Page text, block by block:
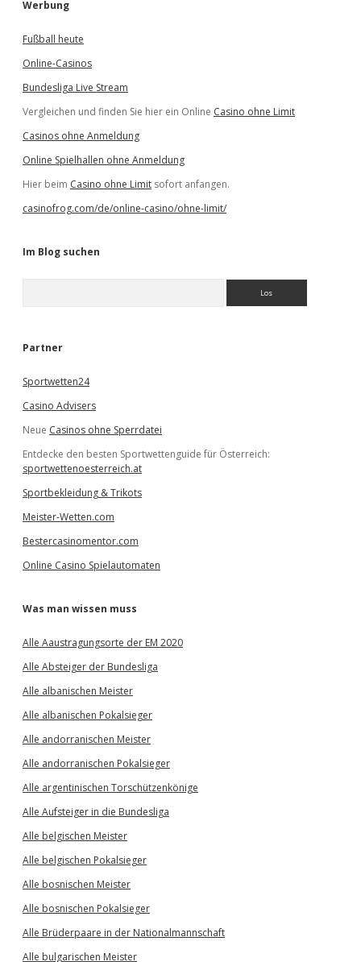
Werbung
Fußball heute
Online-Casinos
Bundesliga Live Stream
Vergleichen und finden Sie hier ein Online Casino ohne Limit
Casinos ohne Anmeldung
Online Spielhallen ohne Anmeldung
Hier beim Casino ohne Limit sofort anfangen.
casinofrog.com/de/online-casino/ohne-limit/
Im Blog suchen
e
Partner
Sportwetten24
Casino Advisers
Neue Casinos ohne Sperrdatei
Entdecke den besten Sportwettenguide für Österreich:
sportwettenoesterreich.at
Sportbekleidung & Trikots
Meister-Wetten.com
Bestercasinomentor.com
Online Casino Spielautomaten
Was man wissen muss
Alle Aaustragungsorte der EM 2020
Alle Absteiger der Bundesliga
Alle albanischen Meister
Alle albanischen Pokalsieger
Alle andorranischen Meister
Alle andorranischen Pokalsieger
Alle argentinischen Torschützenkönige
Alle Aufsteiger in die Bundesliga
Alle belgischen Meister
Alle belgischen Pokalsieger
Alle bosnischen Meister
Alle bosnischen Pokalsieger
Alle Brüderpaare in der Nationalmannschaft
Alle bulgarischen Meister